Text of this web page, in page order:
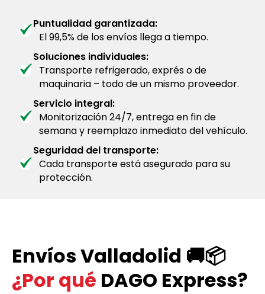
Puntualidad garantizada:
El 99,5% de los envíos llega a tiempo.
Soluciones individuales:
Transporte refrigerado, exprés o de
maquinaria – todo de un mismo proveedor.
Servicio integral:
Monitorización 24/7, entrega en fin de
semana y reemplazo inmediato del vehículo.
Seguridad del transporte:
Cada transporte está asegurado para su
protección.
Envíos Valladolid 🚚📦
¿Por qué DAGO Express?